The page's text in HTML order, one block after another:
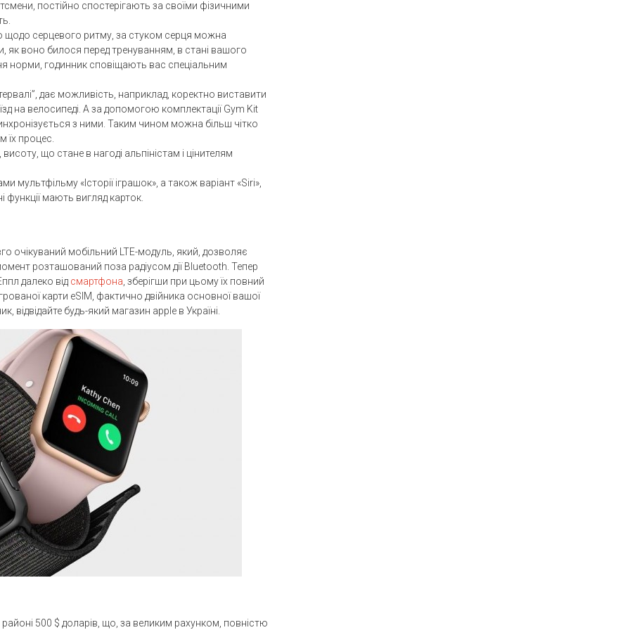
постійно спостерігають за своїми фізичними
щодо серцевого ритму, за стуком серця можна
як воно билося перед тренуванням, в стані вашого
норми, годинник сповіщають вас спеціальним
дає можливість, наприклад, коректно виставити
на велосипеді. А за допомогою комплектації Gym Kit
з ними. Таким чином можна більш чітко
їх процес.
що стане в нагоді альпіністам і цінителям
мультфільму «Історії іграшок», а також варіант «Siri»,
функції мають вигляд карток.
очікуваний мобільний LTE-модуль, який, дозволяє
розташований поза радіусом дії Bluetooth. Тепер
далеко від смартфона , зберігши при цьому їх повний
карти eSIM, фактично двійника основної вашої
будь-який магазин apple в Україні.
500 $ доларів, що, за великим рахунком, повністю